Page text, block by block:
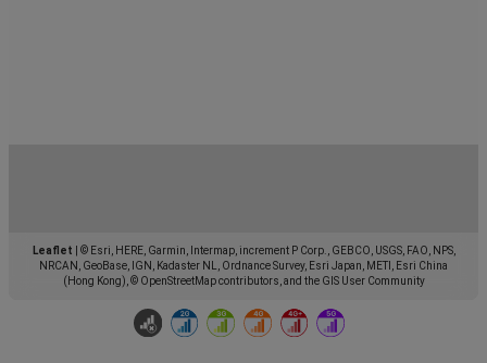
Leaflet
© Esri, HERE, Garmin, Intermap, increment P Corp., GEBCO, USGS, FAO, NPS,
NRCAN, GeoBase, IGN, Kadaster NL, Ordnance Survey, Esri Japan, METI, Esri China
(Hong Kong), © OpenStreetMap contributors, and the GIS User Community